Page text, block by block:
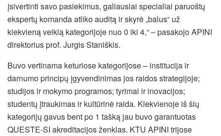
įsivertinti savo pasiekimus, galiausiai specialiai paruoštų
ekspertų komanda atliko auditą ir skyrė „balus“ už
kiekvieną veiklą kategorijoje nuo 0 iki 4,“ – pasakojo APINI
direktorius prof. Jurgis Staniškis.
Buvo vertinama keturiose kategorijose – institucija ir
darnumo principų įgyvendinimas jos raidos strategijoje;
studijos ir mokymo programos; tyrimai ir inovacijos;
studentų įtraukimas ir kultūrinė raida. Kiekvienoje iš šių
kategorijų gavus bent po 1 tašką jau buvo garantuotas
QUESTE-SI akreditacijos ženklas. KTU APINI trijose